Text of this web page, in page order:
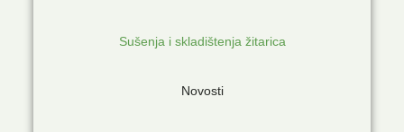
Sušenja i skladištenja žitarica
Novosti